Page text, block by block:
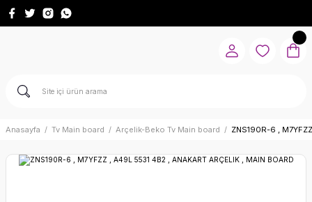
Anasayfa Tv Main board Arçelik-Beko Tv Main board ZNS190R-6 ,